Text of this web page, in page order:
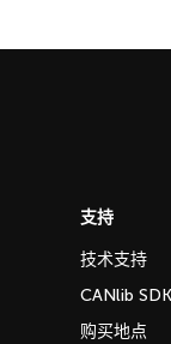
支持
技术支持
CANlib
购买地点